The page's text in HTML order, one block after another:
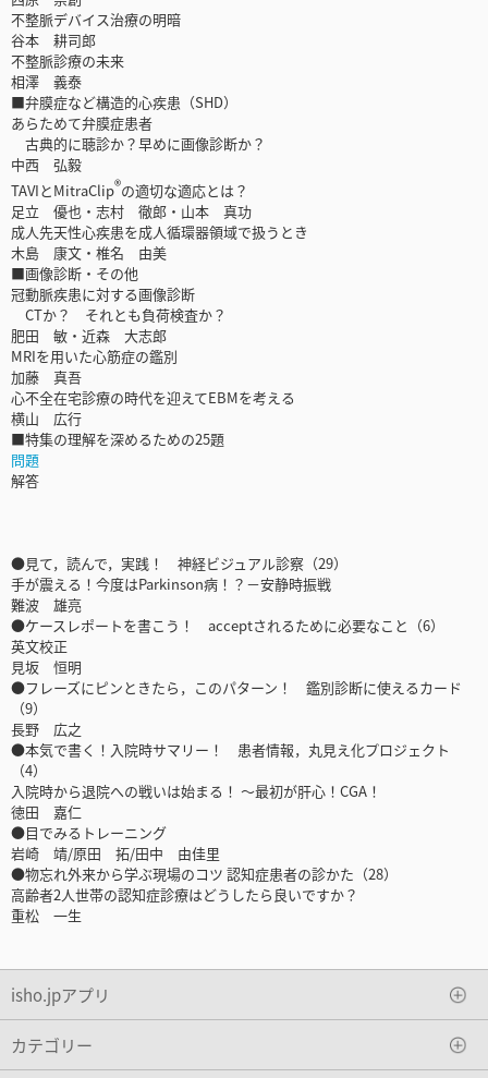
不整脈デバイス治療の明暗
谷本 耕司郎
不整脈診療の未来
相澤 義泰
■弁膜症など構造的心疾患（SHD）
あらためて弁膜症患者
古典的に聴診か？早めに画像診断か？
中西 弘毅
TAVIとMitraClip®の適切な適応とは？
足立 優也・志村 徹郎・山本 真功
成人先天性心疾患を成人循環器領域で扱うとき
木島 康文・椎名 由美
■画像診断・その他
冠動脈疾患に対する画像診断
CTか？ それとも負荷検査か？
肥田 敏・近森 大志郎
MRIを用いた心筋症の鑑別
加藤 真吾
心不全在宅診療の時代を迎えてEBMを考える
横山 広行
■特集の理解を深めるための25題
問題
解答
●見て，読んで，実践！ 神経ビジュアル診察（29）
手が震える！今度はParkinson病！？－安静時振戦
難波 雄亮
●ケースレポートを書こう！ acceptされるために必要なこと（6）
英文校正
見坂 恒明
●フレーズにピンときたら，このパターン！ 鑑別診断に使えるカード
（9）
長野 広之
●本気で書く！入院時サマリー！ 患者情報，丸見え化プロジェクト
（4）
入院時から退院への戦いは始まる！ ～最初が肝心！CGA！
徳田 嘉仁
●目でみるトレーニング
岩崎 靖/原田 拓/田中 由佳里
●物忘れ外来から学ぶ現場のコツ 認知症患者の診かた（28）
高齢者2人世帯の認知症診療はどうしたら良いですか？
重松 一生
isho.jpアプリ
カテゴリー